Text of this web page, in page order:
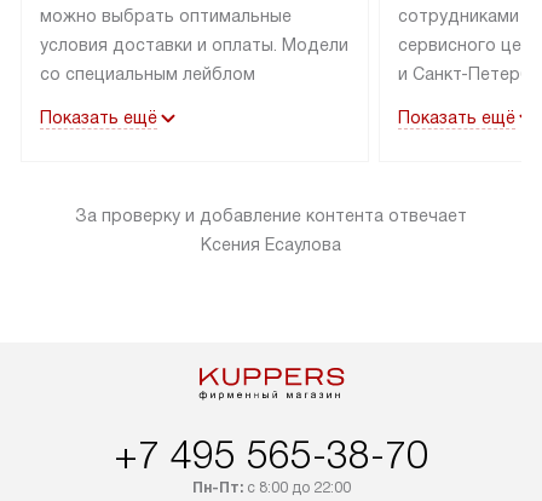
можно выбрать оптимальные
условия доставки и оплаты. Модели
со специальным лейблом
в пределах МКАД до подъезда,
«в наличии» может быть отправлен
покупателю в течение трех дней.
После 100% предоплаты наша
компания бесплатно доставит ваш
транспортной компании в Москве.
Пожалуйста, уточняйте условия
Показать ещё
сотрудниками
сервисного
и Санкт-
подключается к
за пределы
определяется в
Показать ещё
За проверку и добавление контента отвечает
Ксения Есаулова
+7 495 565-38-70
Пн-Пт:с 8:00 до 22:00